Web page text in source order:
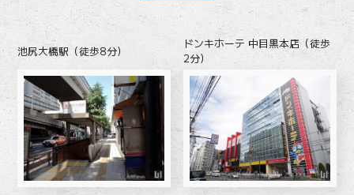
池尻大橋駅（徒歩8分）
ドンキホーテ 中目黒本店（徒歩
2分）